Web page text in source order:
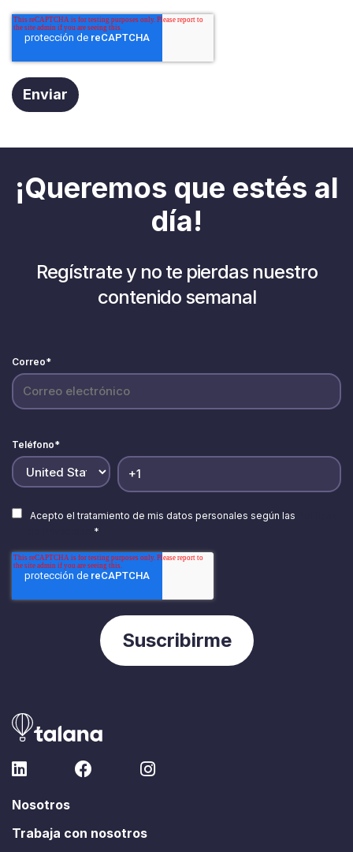
¡Queremos que estés al
día!
Regístrate y no te pierdas nuestro
contenido semanal
Correo*
Teléfono*
Acepto el tratamiento de mis datos personales según las
*
Nosotros
Trabaja con nosotros